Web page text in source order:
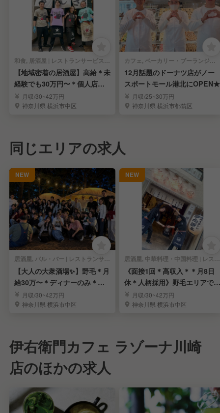
和食, 居酒屋 | レストランサービス・ホールスタッフ
【地域密着の居酒屋】高給＊未
経験でも30万円〜＊個人店の
自由×会社の安定感
月収/30~42万円
神奈川県 横浜市中区
カフェ, ベーカリー・ブーランジェリー | レストランサービス・ホールスタッフ
12月話題のドーナツ店がノー
スポートモール港北にOPEN★
月収/25~30万円
神奈川県 横浜市都筑区
同じエリアの求人
NEW
居酒屋, バル・バー | レストランサービス・ホールスタッフ
【大人の大衆酒場✨】野毛＊月
給30万〜＊ディナーのみ＊未
経験OK＊面接1回
月収/30~42万円
神奈川県 横浜市中区
NEW
居酒屋, 中華料理・中国料理 | レストランサービス・ホールスタッフ
《面接1回＊高収入＊＊月8日
休＊人柄採用》野毛エリアで根
付く人気の大衆酒場
月収/30~42万円
神奈川県 横浜市中区
伊右衛門カフェ ラゾーナ川崎
店のほかの求人